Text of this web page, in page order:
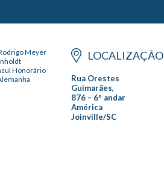
Meyer
Honorário
LOCALIZAÇÃO
Rua Orestes
Guimarães,
876 – 6º andar
América
Joinville/SC